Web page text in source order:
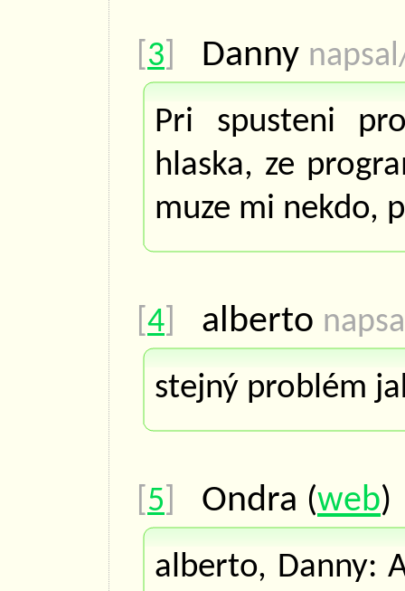
3 Danny
Pri spusteni
hlaska, ze
muze mi nekdo,
4 alberto
stejný problém
5 Ondra (web
alberto, Danny: